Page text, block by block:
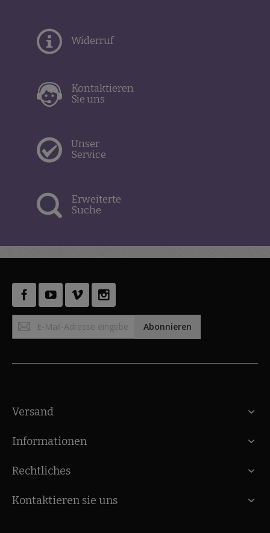
Widerruf
Kontaktieren
Sie uns
Unser
Service
Erweiterte
Suche
zum
Abonnieren
Versand
Informationen
Rechtliches
Kontaktieren sie uns